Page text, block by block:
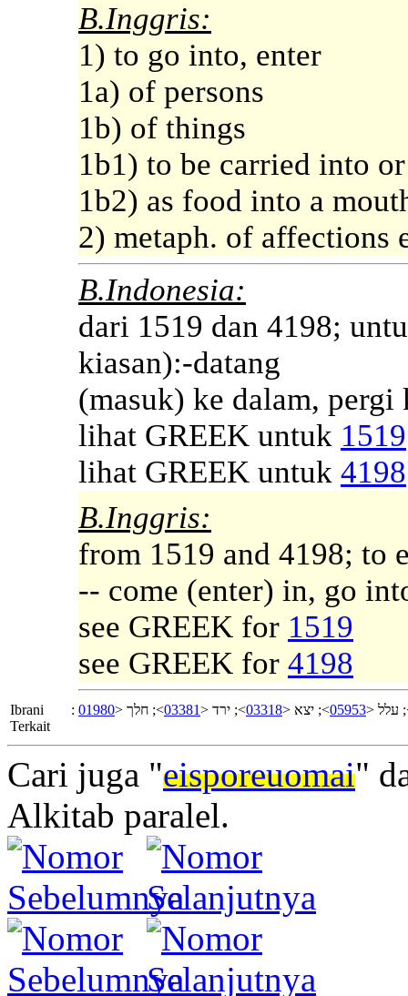
B.Inggris:
1) to go into, enter
1a) of persons
1b) of things
1b1) to be carried into
1b2) as food into a
2) metaph. of affections
B.Indonesia:
dari 1519 dan 4198;
kiasan):-datang
(masuk) ke dalam, pergi
lihat GREEK untuk 1519
lihat GREEK untuk 4198
B.Inggris:
from 1519 and 4198;
-- come (enter) in, go
see GREEK for 1519
see GREEK for 4198
Ibrani
Terkait
: עלל <05953>; יצא <03318>; ירד <03381>; חלך <01980
Cari juga "eisporeuomai"
Alkitab paralel.